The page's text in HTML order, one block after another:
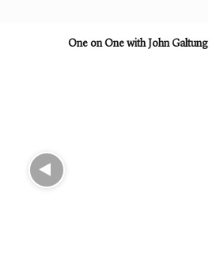
One on One with John Galtung